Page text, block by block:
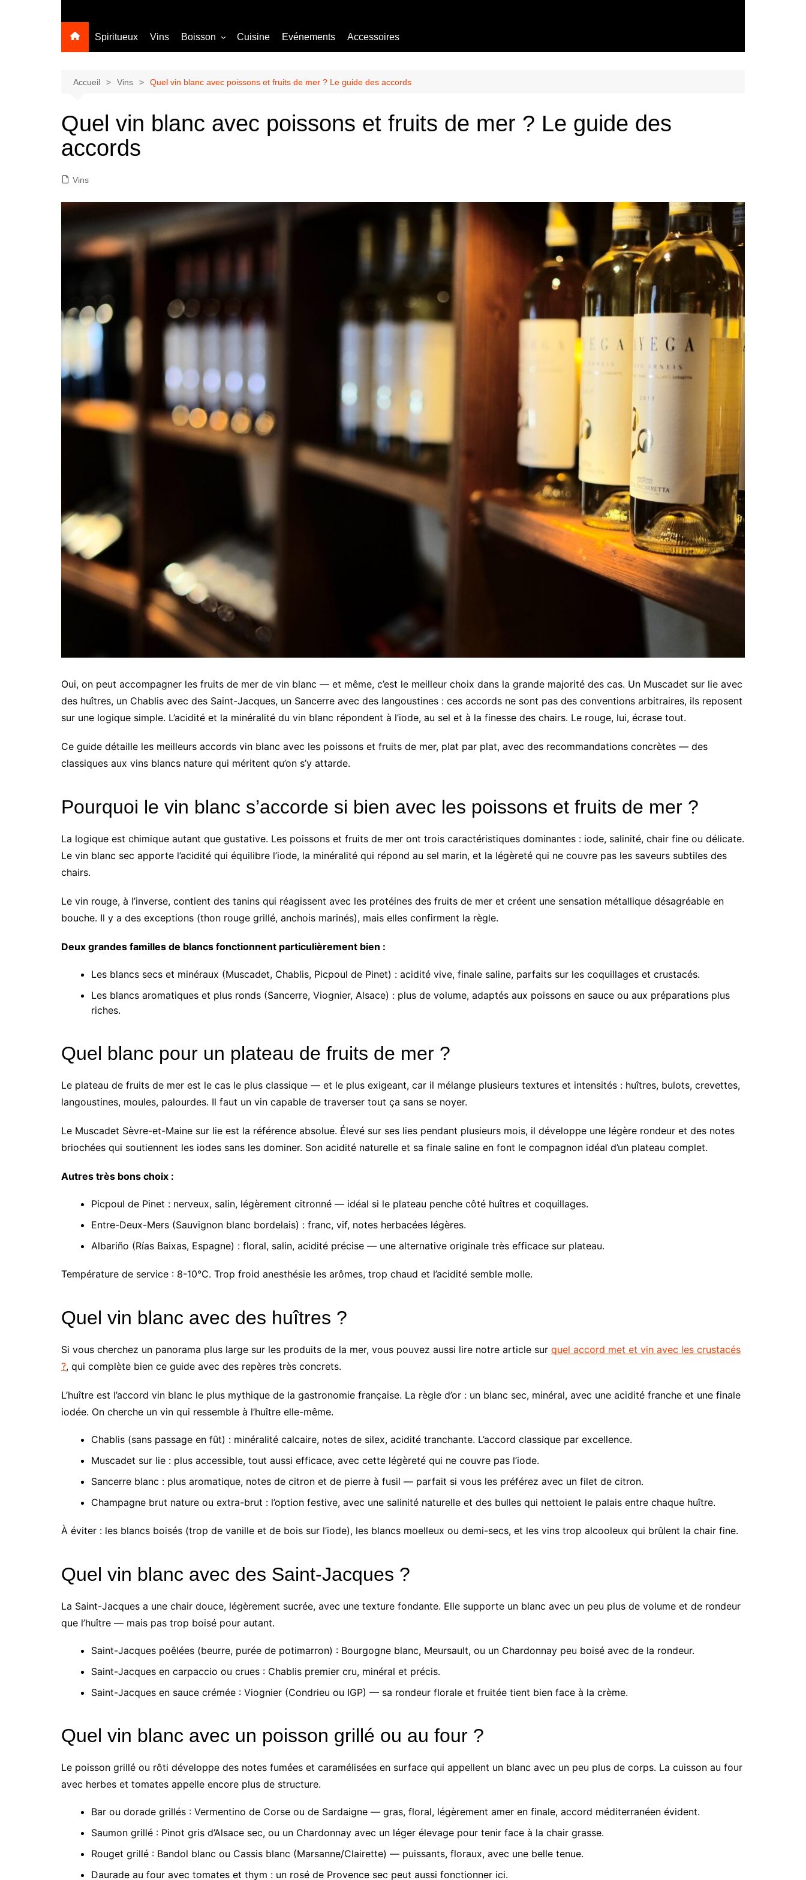
Spiritueux Vins Boisson
Mocktail
Cocktail
Cuisine Evénements Accessoires
Accueil Vins Quel vin blanc avec poissons et fruits de mer ? Le guide des accords
Quel vin blanc avec poissons et fruits de mer ? Le guide des
accords
Vins
Oui, on peut accompagner les fruits de mer de vin blanc — et même, c’est le meilleur choix dans la grande majorité des cas. Un Muscadet sur lie avec
des huîtres, un Chablis avec des Saint-Jacques, un Sancerre avec des langoustines : ces accords ne sont pas des conventions arbitraires, ils reposent
sur une logique simple. L’acidité et la minéralité du vin blanc répondent à l’iode, au sel et à la finesse des chairs. Le rouge, lui, écrase tout.
Ce guide détaille les meilleurs accords vin blanc avec les poissons et fruits de mer, plat par plat, avec des recommandations concrètes — des
classiques aux vins blancs nature qui méritent qu’on s’y attarde.
Pourquoi le vin blanc s’accorde si bien avec les poissons et fruits de mer ?
La logique est chimique autant que gustative. Les poissons et fruits de mer ont trois caractéristiques dominantes : iode, salinité, chair fine ou délicate.
Le vin blanc sec apporte l’acidité qui équilibre l’iode, la minéralité qui répond au sel marin, et la légèreté qui ne couvre pas les saveurs subtiles des
chairs.
Le vin rouge, à l’inverse, contient des tanins qui réagissent avec les protéines des fruits de mer et créent une sensation métallique désagréable en
bouche. Il y a des exceptions (thon rouge grillé, anchois marinés), mais elles confirment la règle.
Deux grandes familles de blancs fonctionnent particulièrement bien :
Les blancs secs et minéraux (Muscadet, Chablis, Picpoul de Pinet) : acidité vive, finale saline, parfaits sur les coquillages et crustacés.
Les blancs aromatiques et plus ronds (Sancerre, Viognier, Alsace) : plus de volume, adaptés aux poissons en sauce ou aux préparations plus
riches.
Quel blanc pour un plateau de fruits de mer ?
Le plateau de fruits de mer est le cas le plus classique — et le plus exigeant, car il mélange plusieurs textures et intensités : huîtres, bulots, crevettes,
langoustines, moules, palourdes. Il faut un vin capable de traverser tout ça sans se noyer.
Le Muscadet Sèvre-et-Maine sur lie est la référence absolue. Élevé sur ses lies pendant plusieurs mois, il développe une légère rondeur et des notes
briochées qui soutiennent les iodes sans les dominer. Son acidité naturelle et sa finale saline en font le compagnon idéal d’un plateau complet.
Autres très bons choix :
Picpoul de Pinet : nerveux, salin, légèrement citronné — idéal si le plateau penche côté huîtres et coquillages.
Entre-Deux-Mers (Sauvignon blanc bordelais) : franc, vif, notes herbacées légères.
Albariño (Rías Baixas, Espagne) : floral, salin, acidité précise — une alternative originale très efficace sur plateau.
Température de service : 8-10°C. Trop froid anesthésie les arômes, trop chaud et l’acidité semble molle.
Quel vin blanc avec des huîtres ?
Si vous cherchez un panorama plus large sur les produits de la mer, vous pouvez aussi lire notre article sur quel accord met et vin avec les crustacés
?, qui complète bien ce guide avec des repères très concrets.
L’huître est l’accord vin blanc le plus mythique de la gastronomie française. La règle d’or : un blanc sec, minéral, avec une acidité franche et une finale
iodée. On cherche un vin qui ressemble à l’huître elle-même.
Chablis (sans passage en fût) : minéralité calcaire, notes de silex, acidité tranchante. L’accord classique par excellence.
Muscadet sur lie : plus accessible, tout aussi efficace, avec cette légèreté qui ne couvre pas l’iode.
Sancerre blanc : plus aromatique, notes de citron et de pierre à fusil — parfait si vous les préférez avec un filet de citron.
Champagne brut nature ou extra-brut : l’option festive, avec une salinité naturelle et des bulles qui nettoient le palais entre chaque huître.
À éviter : les blancs boisés (trop de vanille et de bois sur l’iode), les blancs moelleux ou demi-secs, et les vins trop alcooleux qui brûlent la chair fine.
Quel vin blanc avec des Saint-Jacques ?
La Saint-Jacques a une chair douce, légèrement sucrée, avec une texture fondante. Elle supporte un blanc avec un peu plus de volume et de rondeur
que l’huître — mais pas trop boisé pour autant.
Saint-Jacques poêlées (beurre, purée de potimarron) : Bourgogne blanc, Meursault, ou un Chardonnay peu boisé avec de la rondeur.
Saint-Jacques en carpaccio ou crues : Chablis premier cru, minéral et précis.
Saint-Jacques en sauce crémée : Viognier (Condrieu ou IGP) — sa rondeur florale et fruitée tient bien face à la crème.
Quel vin blanc avec un poisson grillé ou au four ?
Le poisson grillé ou rôti développe des notes fumées et caramélisées en surface qui appellent un blanc avec un peu plus de corps. La cuisson au four
avec herbes et tomates appelle encore plus de structure.
Bar ou dorade grillés : Vermentino de Corse ou de Sardaigne — gras, floral, légèrement amer en finale, accord méditerranéen évident.
Saumon grillé : Pinot gris d’Alsace sec, ou un Chardonnay avec un léger élevage pour tenir face à la chair grasse.
Rouget grillé : Bandol blanc ou Cassis blanc (Marsanne/Clairette) — puissants, floraux, avec une belle tenue.
Daurade au four avec tomates et thym : un rosé de Provence sec peut aussi fonctionner ici.